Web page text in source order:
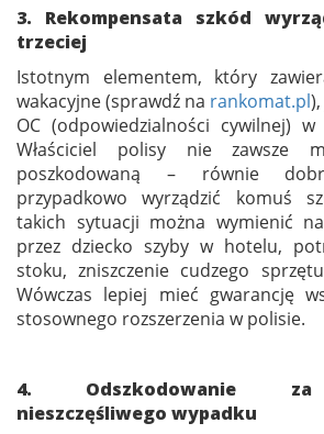
3. Rekompensata szkód
trzeciej
Istotnym elementem, który
wakacyjne (sprawdź na rankomat.pl
OC (odpowiedzialności cywilnej)
Właściciel polisy nie zawsze
poszkodowaną – równie
przypadkowo wyrządzić komuś
takich sytuacji można wymienić
przez dziecko szyby w hotelu,
stoku, zniszczenie cudzego
Wówczas lepiej mieć gwarancję
stosownego rozszerzenia w polisie.
4. Odszkodowanie za
nieszczęśliwego wypadku